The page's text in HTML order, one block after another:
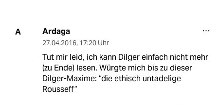
A Ardaga
27.04.2016, 17:20 Uhr
Tut mir leid, ich kann Dilger einfach nicht mehr
(zu Ende) lesen. Würgte mich bis zu dieser
Dilger-Maxime: “die ethisch untadelige
Rousseff”